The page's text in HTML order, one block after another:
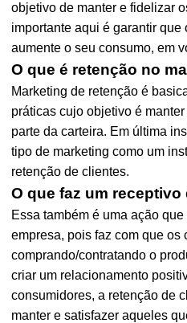
objetivo de manter e fidelizar
importante aqui é garantir
aumente o seu consumo, em
O que é retenção no
Marketing de retenção é
práticas cujo objetivo é
parte da carteira. Em última
tipo de marketing como um
retenção de clientes.
O que faz um receptivo
Essa também é uma ação
empresa, pois faz com que os
comprando/contratando o
criar um relacionamento
consumidores, a retenção de
manter e satisfazer aqueles